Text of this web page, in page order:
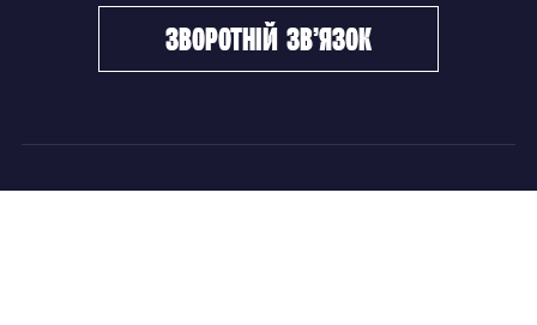
зворотній зв’язок